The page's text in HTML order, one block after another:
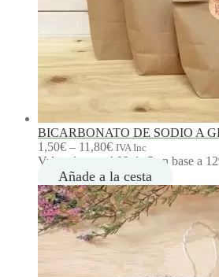
BICARBONATO DE SODIO A
1,50€ – 11,80€R
a
n
g
o
d
e
IVA Inc
Valorado con 4.92 de 5 en base a
Añade a la cesta